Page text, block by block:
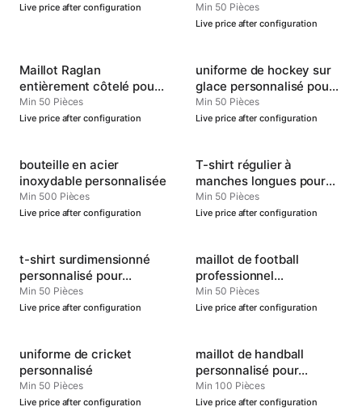
Live price after configuration Min 50 Pièces
Live price after configuration
Maillot Raglan
entièrement côtelé pour
hommes, col en V
Min 50 Pièces
Live price after configuration
uniforme de hockey sur
glace personnalisé pour
hommes
Min 50 Pièces
Live price after configuration
bouteille en acier
inoxydable personnalisée
Min 500 Pièces
Live price after configuration
T-shirt régulier à
manches longues pour
hommes, col rond
Min 50 Pièces
Live price after configuration
t-shirt surdimensionné
personnalisé pour
hommes
Min 50 Pièces
Live price after configuration
maillot de football
professionnel
personnalisé
Min 50 Pièces
Live price after configuration
uniforme de cricket
personnalisé
Min 50 Pièces
Live price after configuration
maillot de handball
personnalisé pour
hommes
Min 100 Pièces
Live price after configuration